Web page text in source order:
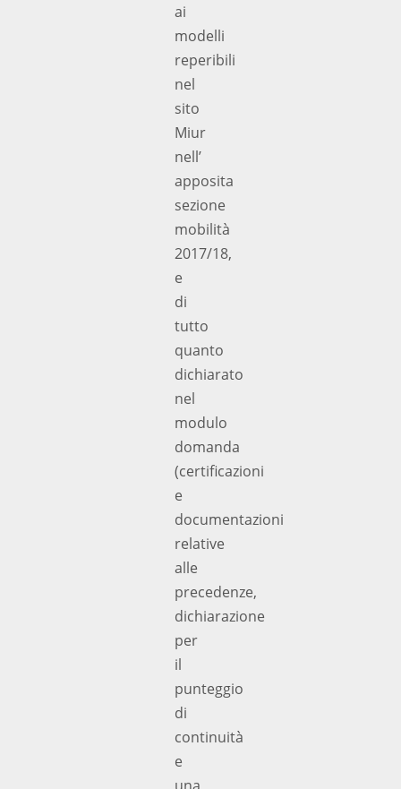
ai
modelli
reperibili
nel
sito
Miur
nell’
apposita
sezione
mobilità
2017/18,
e
di
tutto
quanto
dichiarato
nel
modulo
domanda
(certificazioni
e
documentazioni
relative
alle
precedenze,
dichiarazione
per
il
punteggio
di
continuità
e